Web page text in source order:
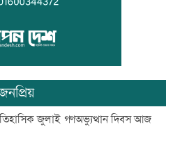
জেলা প্রশাসনের ১৪ কর্মকর্তা-
বিদায়ী সংবর্ধনা
শর্ত মেনে নিলে হরমুজ খুলবো: ইরান
জুলাই গণঅভ্যুত্থান দিবস আজ